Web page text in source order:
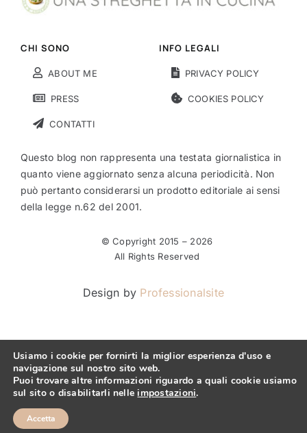
CHI SONO
ABOUT ME
PRESS
CONTATTI
INFO LEGALI
PRIVACY POLICY
COOKIES POLICY
Questo blog non rappresenta una testata giornalistica in
quanto viene aggiornato senza alcuna periodicità. Non
può pertanto considerarsi un prodotto editoriale ai sensi
della legge n.62 del 2001.
© Copyright 2015 – 2026
All Rights Reserved
Design by Professionalsite
Usiamo i cookie per fornirti la miglior esperienza d'uso e
navigazione sul nostro sito web.
Puoi trovare altre informazioni riguardo a quali cookie usiamo
sul sito o disabilitarli nelleimpostazioni.
Accetta